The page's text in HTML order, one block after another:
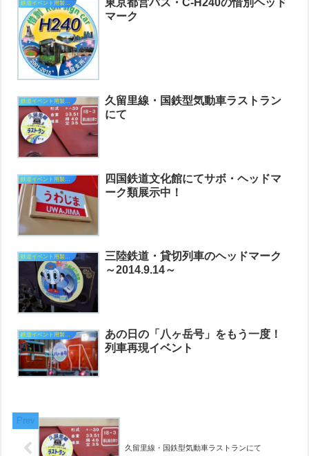
鉄道イベント用製作品
東京都営バス・C-H240の惜別ヘッド
マーク
鉄道イベント用製作品
久留里線・国鉄型気動車ラストラン
にて
四国鉄道文化館にてサボ・ヘッドマ
ーク類展示中！
鉄道イベント用製作品
三陸鉄道・貸切列車のヘッドマーク
～2014.9.14～
鉄道イベント用製作品
あの日の「八ヶ岳号」をもう一度！
列車再現イベント
久留里線・国鉄型気動車ラストランにて